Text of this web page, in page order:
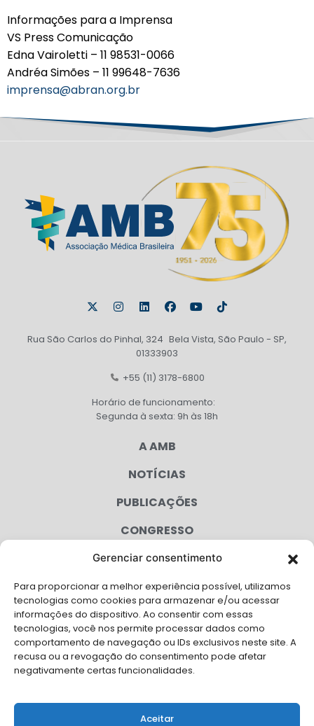
Gerenciar consentimento
Para proporcionar a melhor experiência possível, utilizamos
tecnologias como cookies para armazenar e/ou acessar
informações do dispositivo. Ao consentir com essas
tecnologias, você nos permite processar dados como
comportamento de navegação ou IDs exclusivos neste site. A
recusa ou a revogação do consentimento pode afetar
negativamente certas funcionalidades.
Aceitar
Informações para a Imprensa
VS Press Comunicação
Edna Vairoletti – 11 98531-0066
Andréa Simões – 11 99648-7636
imprensa@abran.org.br
Rua São Carlos do Pinhal, 324 Bela Vista, São Paulo - SP,
01333903
+55 (11) 3178-6800
Horário de funcionamento:
Segunda à sexta: 9h às 18h
A AMB
NOTÍCIAS
PUBLICAÇÕES
CONGRESSO
AGENDA
CAMPANHAS
SERVIÇOS
FILIADAS
LGPD
FALE CONOSCO